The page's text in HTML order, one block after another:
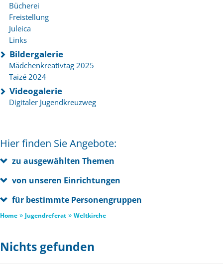
Bücherei
Freistellung
Juleica
Links
Bildergalerie
Mädchenkreativtag 2025
Taizé 2024
Videogalerie
Digitaler Jugendkreuzweg
Hier finden Sie Angebote:
zu ausgewählten Themen
von unseren Einrichtungen
für bestimmte Personengruppen
Home » Jugendreferat » Weltkirche
Nichts gefunden